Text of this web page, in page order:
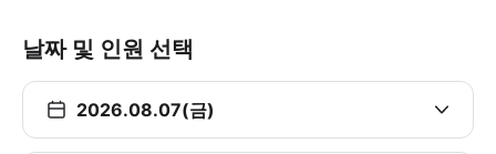
날짜 및 인원 선택
2026.08.07(금)